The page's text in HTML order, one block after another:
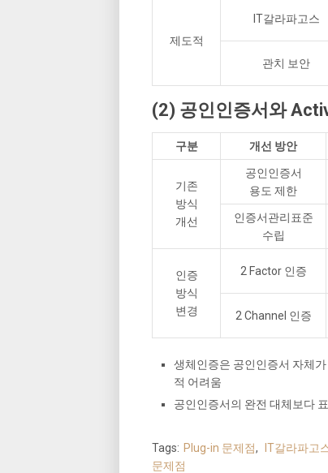
제도적
IT갈라파고스
관치 보안
(2) 공인인증서와
구분 개선 방안
기존
방식
개선
공인인증서
용도 제한
인증서관리표준
수립
인증
방식
변경
2 Factor 인증
2 Channel 인증
생체인증은 공인인증서 자체
적 어려움
공인인증서의 완전 대체보다
Tags: Plug-in 문제점, IT갈라파고
문제점